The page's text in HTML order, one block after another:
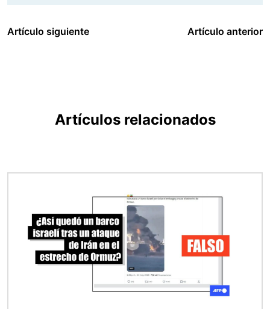
Artículo siguiente Artículo anterior
Artículos relacionados